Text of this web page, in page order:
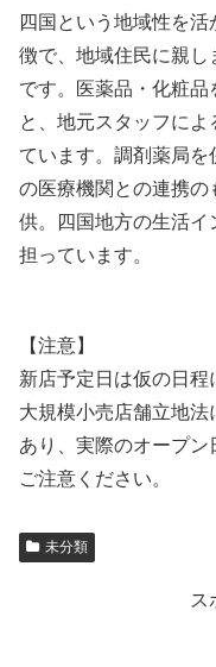
四国という地域性を
徴で、地域住民に親
です。医薬品・化粧品
と、地元スタッフに
ています。調剤薬局
の医療機関との連携の
供。四国地方の生活イ
担っています。
【注意】
新店予定日は仮の日程
大規模小売店舗立地
あり、実際のオープ
ご注意ください。
未分類
ス